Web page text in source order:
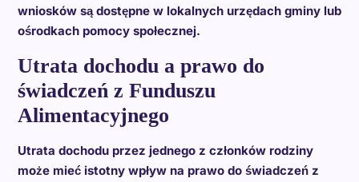
wniosków są dostępne w lokalnych urzędach gminy lub
ośrodkach pomocy społecznej.
Utrata dochodu a prawo do
świadczeń z Funduszu
Alimentacyjnego
Utrata dochodu przez jednego z członków rodziny
może mieć istotny wpływ na prawo do świadczeń z